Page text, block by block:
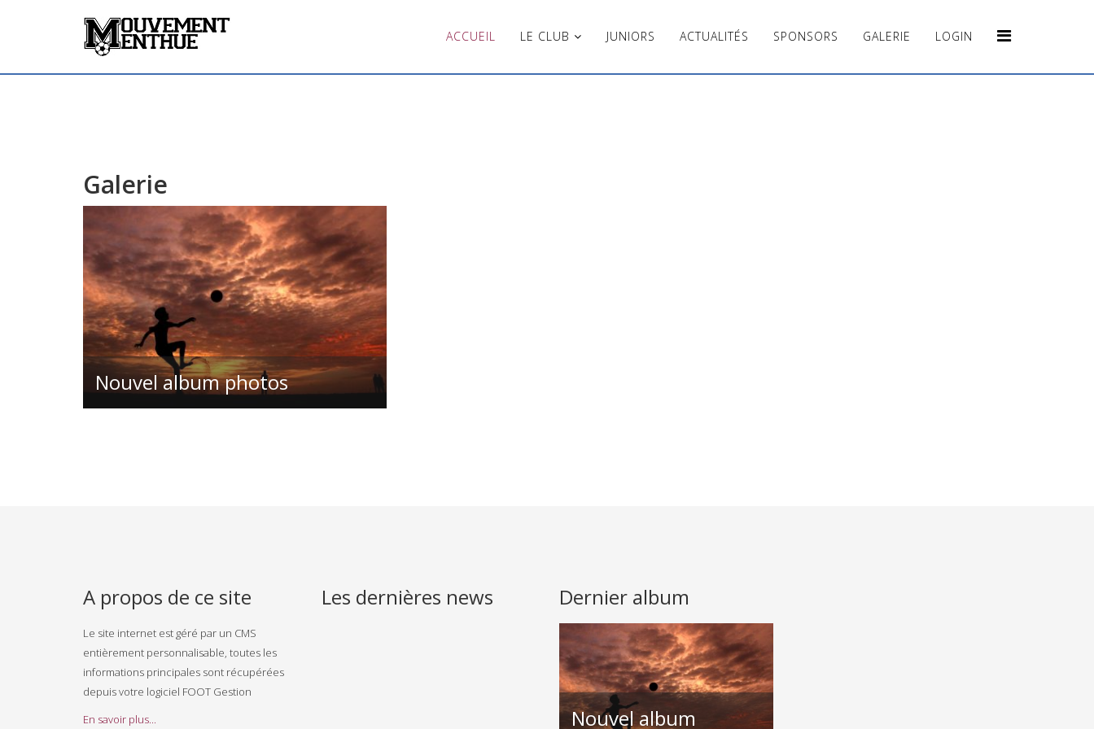
ACCUEIL LE CLUB JUNIORS ACTUALITÉS SPONSORS GALERIE LOGIN
Galerie
Nouvel album photos
A propos de ce site
Le site internet est géré par un CMS
entièrement personnalisable, toutes les
informations principales sont récupérées
depuis votre logiciel FOOT Gestion
En savoir plus...
Les dernières news Dernier album
Nouvel album